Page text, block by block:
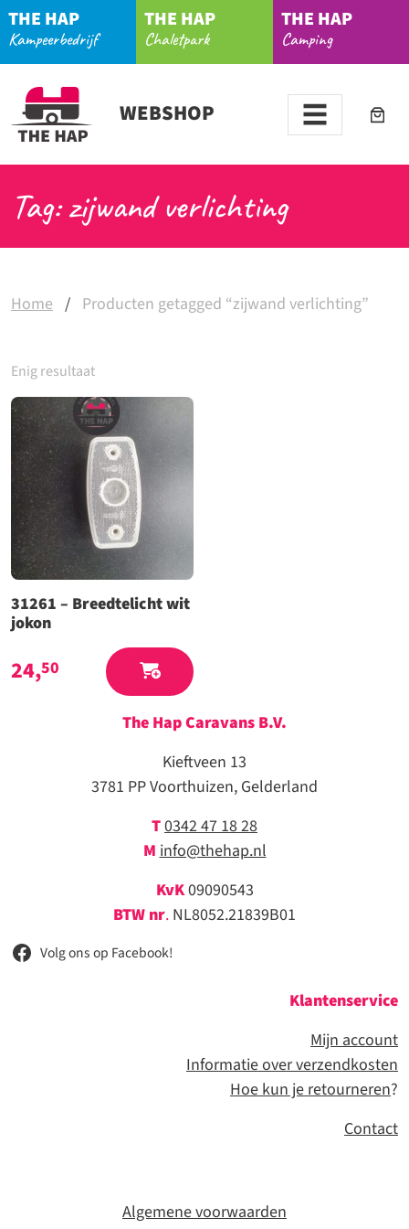
THE HAP
Kampeerbedrijf
THE HAP
Chaletpark
THE HAP
Camping
WEBSHOP
Tag: zijwand verlichting
Home / Producten getagged “zijwand verlichting”
Enig resultaat
31261 – Breedtelicht wit
jokon
24,50
The Hap Caravans B.V.
Kieftveen 13
3781 PP Voorthuizen, Gelderland
T0342 47 18 28
M info@thehap.nl
KvK09090543
BTW nr. NL8052.21839B01
Volg ons op Facebook!
Klantenservice
Mijn account
Informatie over verzendkosten
Hoe kun je retourneren?
Contact
Algemene voorwaarden